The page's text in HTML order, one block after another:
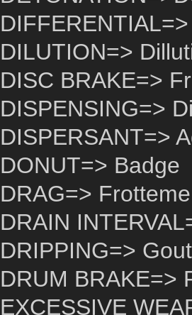
DILUTION=>
DISC BRAKE=>
DISPENSING=>
DISPERSANT=>
DONUT=> Badge
DRAG=>
DRAIN
DRIPPING=>
DRUM BRAKE=>
EXCESSIVE